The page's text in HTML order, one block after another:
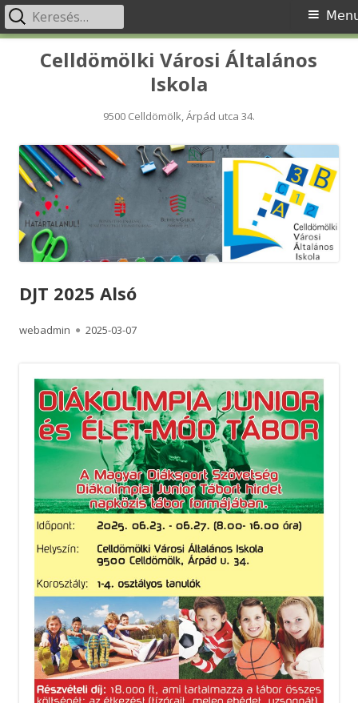
Celldömölki Városi Általános
Iskola
9500 Celldömölk, Árpád utca 34.
Primary
Menu
Keresés:
DJT 2025 Alsó
Author
webadmin
Published
2025-03-07